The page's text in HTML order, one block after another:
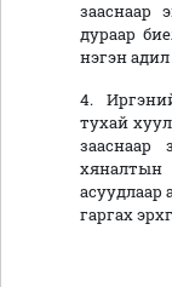
зааснаар
дураар
нэгэн адил
4.
тухай
зааснаар
гаргах